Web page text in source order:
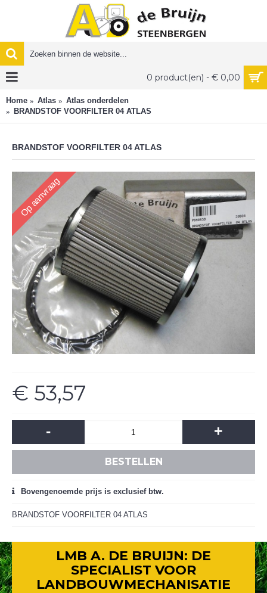
0 product(en) - € 0,00
Home Atlas
Atlas onderdelen
BRANDSTOF VOORFILTER 04 ATLAS
BRANDSTOF VOORFILTER 04 ATLAS
Op aanvraag
€ 53,57
- +
BESTELLEN
Bovengenoemde prijs is exclusief btw.
BRANDSTOF VOORFILTER 04 ATLAS
LMB A. DE BRUIJN: DE
SPECIALIST VOOR
LANDBOUWMECHANISATIE